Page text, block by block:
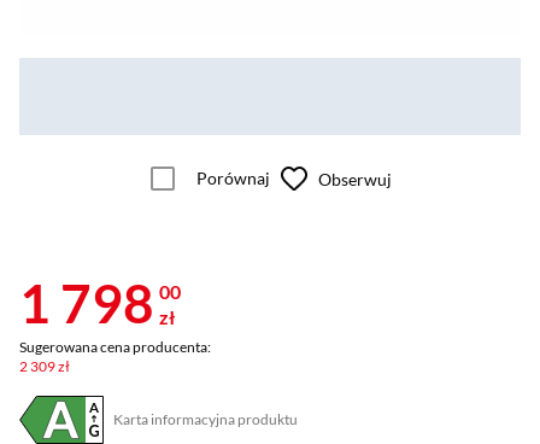
Porównaj Obserwuj
1 798 00
zł
Sugerowana cena producenta:
2 309 zł
Karta informacyjna produktu
Plik w formacie pdf
(otworzy się w nowym oknie)